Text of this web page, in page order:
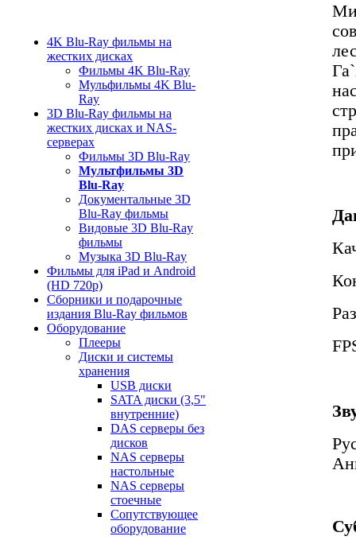
4K Blu-Ray фильмы на
жестких дисках
Фильмы 4K Blu-Ray
Мульфильмы 4K Blu-
Ray
3D Blu-Ray фильмы на
жестких дисках и NAS-
серверах
Фильмы 3D Blu-Ray
Мультфильмы 3D
Blu-Ray
Документальные 3D
Blu-Ray фильмы
Видовые 3D Blu-Ray
фильмы
Музыка 3D Blu-Ray
Фильмы для iPad и Android
(HD 720p)
Сборники и подарочные
издания Blu-Ray фильмов
Оборудование
Плееры
Диски и системы
хранения
USB диски
SATA диски (3,5"
внутренние)
DAS серверы без
дисков
NAS серверы
настольные
NAS серверы
стоечные
Сопутствующее
оборудование